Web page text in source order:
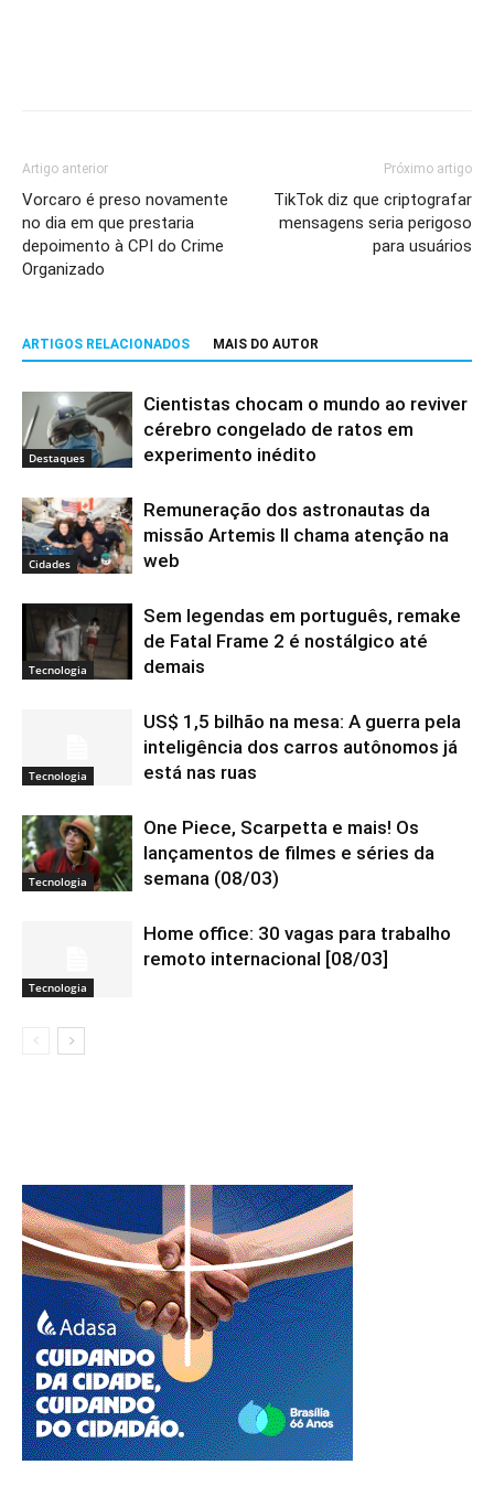
Artigo anterior
Vorcaro é preso novamente
no dia em que prestaria
depoimento à CPI do Crime
Organizado
Próximo artigo
TikTok diz que criptografar
mensagens seria perigoso
para usuários
ARTIGOS RELACIONADOS MAIS DO AUTOR
Destaques
Cientistas chocam o mundo ao reviver
cérebro congelado de ratos em
experimento inédito
Cidades
Remuneração dos astronautas da
missão Artemis II chama atenção na
web
Tecnologia
Sem legendas em português, remake
de Fatal Frame 2 é nostálgico até
demais
Tecnologia
US$ 1,5 bilhão na mesa: A guerra pela
inteligência dos carros autônomos já
está nas ruas
Tecnologia
One Piece, Scarpetta e mais! Os
lançamentos de filmes e séries da
semana (08/03)
Tecnologia
Home office: 30 vagas para trabalho
remoto internacional [08/03]